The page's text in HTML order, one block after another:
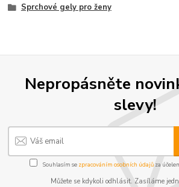
Sprchové gely pro ženy
Nepropásněte
slevy!
Souhlasím se zpracováním osobních údajůza
Můžete se kdykoli odhlásit. Zasíláme